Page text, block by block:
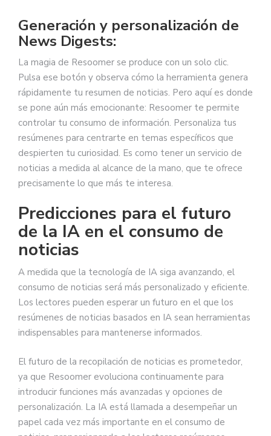
Generación y personalización de
News Digests:
La magia de Resoomer se produce con un solo clic.
Pulsa ese botón y observa cómo la herramienta genera
rápidamente tu resumen de noticias. Pero aquí es donde
se pone aún más emocionante: Resoomer te permite
controlar tu consumo de información. Personaliza tus
resúmenes para centrarte en temas específicos que
despierten tu curiosidad. Es como tener un servicio de
noticias a medida al alcance de la mano, que te ofrece
precisamente lo que más te interesa.
Predicciones para el futuro
de la IA en el consumo de
noticias
A medida que la tecnología de IA siga avanzando, el
consumo de noticias será más personalizado y eficiente.
Los lectores pueden esperar un futuro en el que los
resúmenes de noticias basados en IA sean herramientas
indispensables para mantenerse informados.
El futuro de la recopilación de noticias es prometedor,
ya que Resoomer evoluciona continuamente para
introducir funciones más avanzadas y opciones de
personalización. La IA está llamada a desempeñar un
papel cada vez más importante en el consumo de